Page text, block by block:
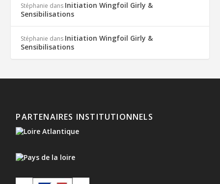
Stéphanie dans Initiation Wingfoil Girly &
Sensibilisations
Stéphanie dans Initiation Wingfoil Girly &
Sensibilisations
PARTENAIRES INSTITUTIONNELS